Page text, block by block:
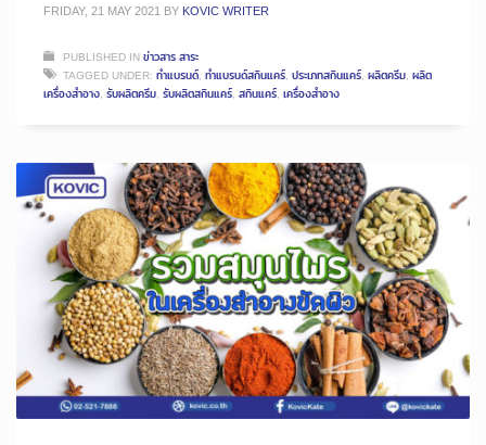
FRIDAY, 21 MAY 2021 BY KOVIC WRITER
PUBLISHED INข่าวสาร สาระ
TAGGED UNDER: ทำแบรนด์, ทำแบรนด์สกินแคร์, ประเภทสกินแคร์, ผลิตครีม, ผลิต
เครื่องสำอาง, รับผลิตครีม, รับผลิตสกินแคร์, สกินแคร์, เครื่องสำอาง